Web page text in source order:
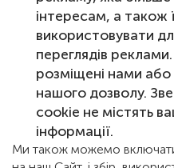
інтересам, а також
використовувати
переглядів
розміщені нами
нашого дозволу.
cookie не містять
інформації.
Ми також можемо